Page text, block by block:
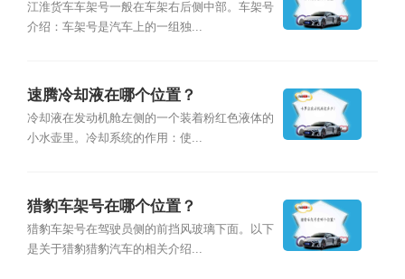
江淮货车车架号一般在车架右后侧中部。车架号
介绍：车架号是汽车上的一组独...
速腾冷却液在哪个位置？
冷却液在发动机舱左侧的一个装着粉红色液体的
小水壶里。冷却系统的作用：使...
猎豹车架号在哪个位置？
猎豹车架号在驾驶员侧的前挡风玻璃下面。以下
是关于猎豹猎豹汽车的相关介绍...